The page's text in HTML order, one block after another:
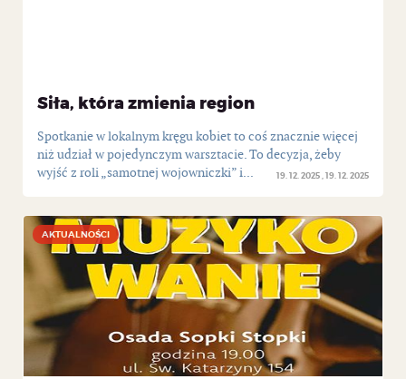
Siła, która zmienia region
19. 12. 2025 19. 12. 2025
Spotkanie w lokalnym kręgu kobiet to coś znacznie więcej
niż udział w pojedynczym warsztacie. To decyzja, żeby
wyjść z roli „samotnej wojowniczki” i...
AKTUALNOŚCI
AKTUALNOŚCI